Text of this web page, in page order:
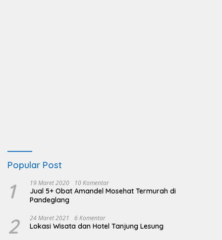
Popular Post
1 19 Maret 2020 10 Komentar
Jual 5+ Obat Amandel Mosehat Termurah di
Pandeglang
2 24 Maret 2021 6 Komentar
Lokasi Wisata dan Hotel Tanjung Lesung